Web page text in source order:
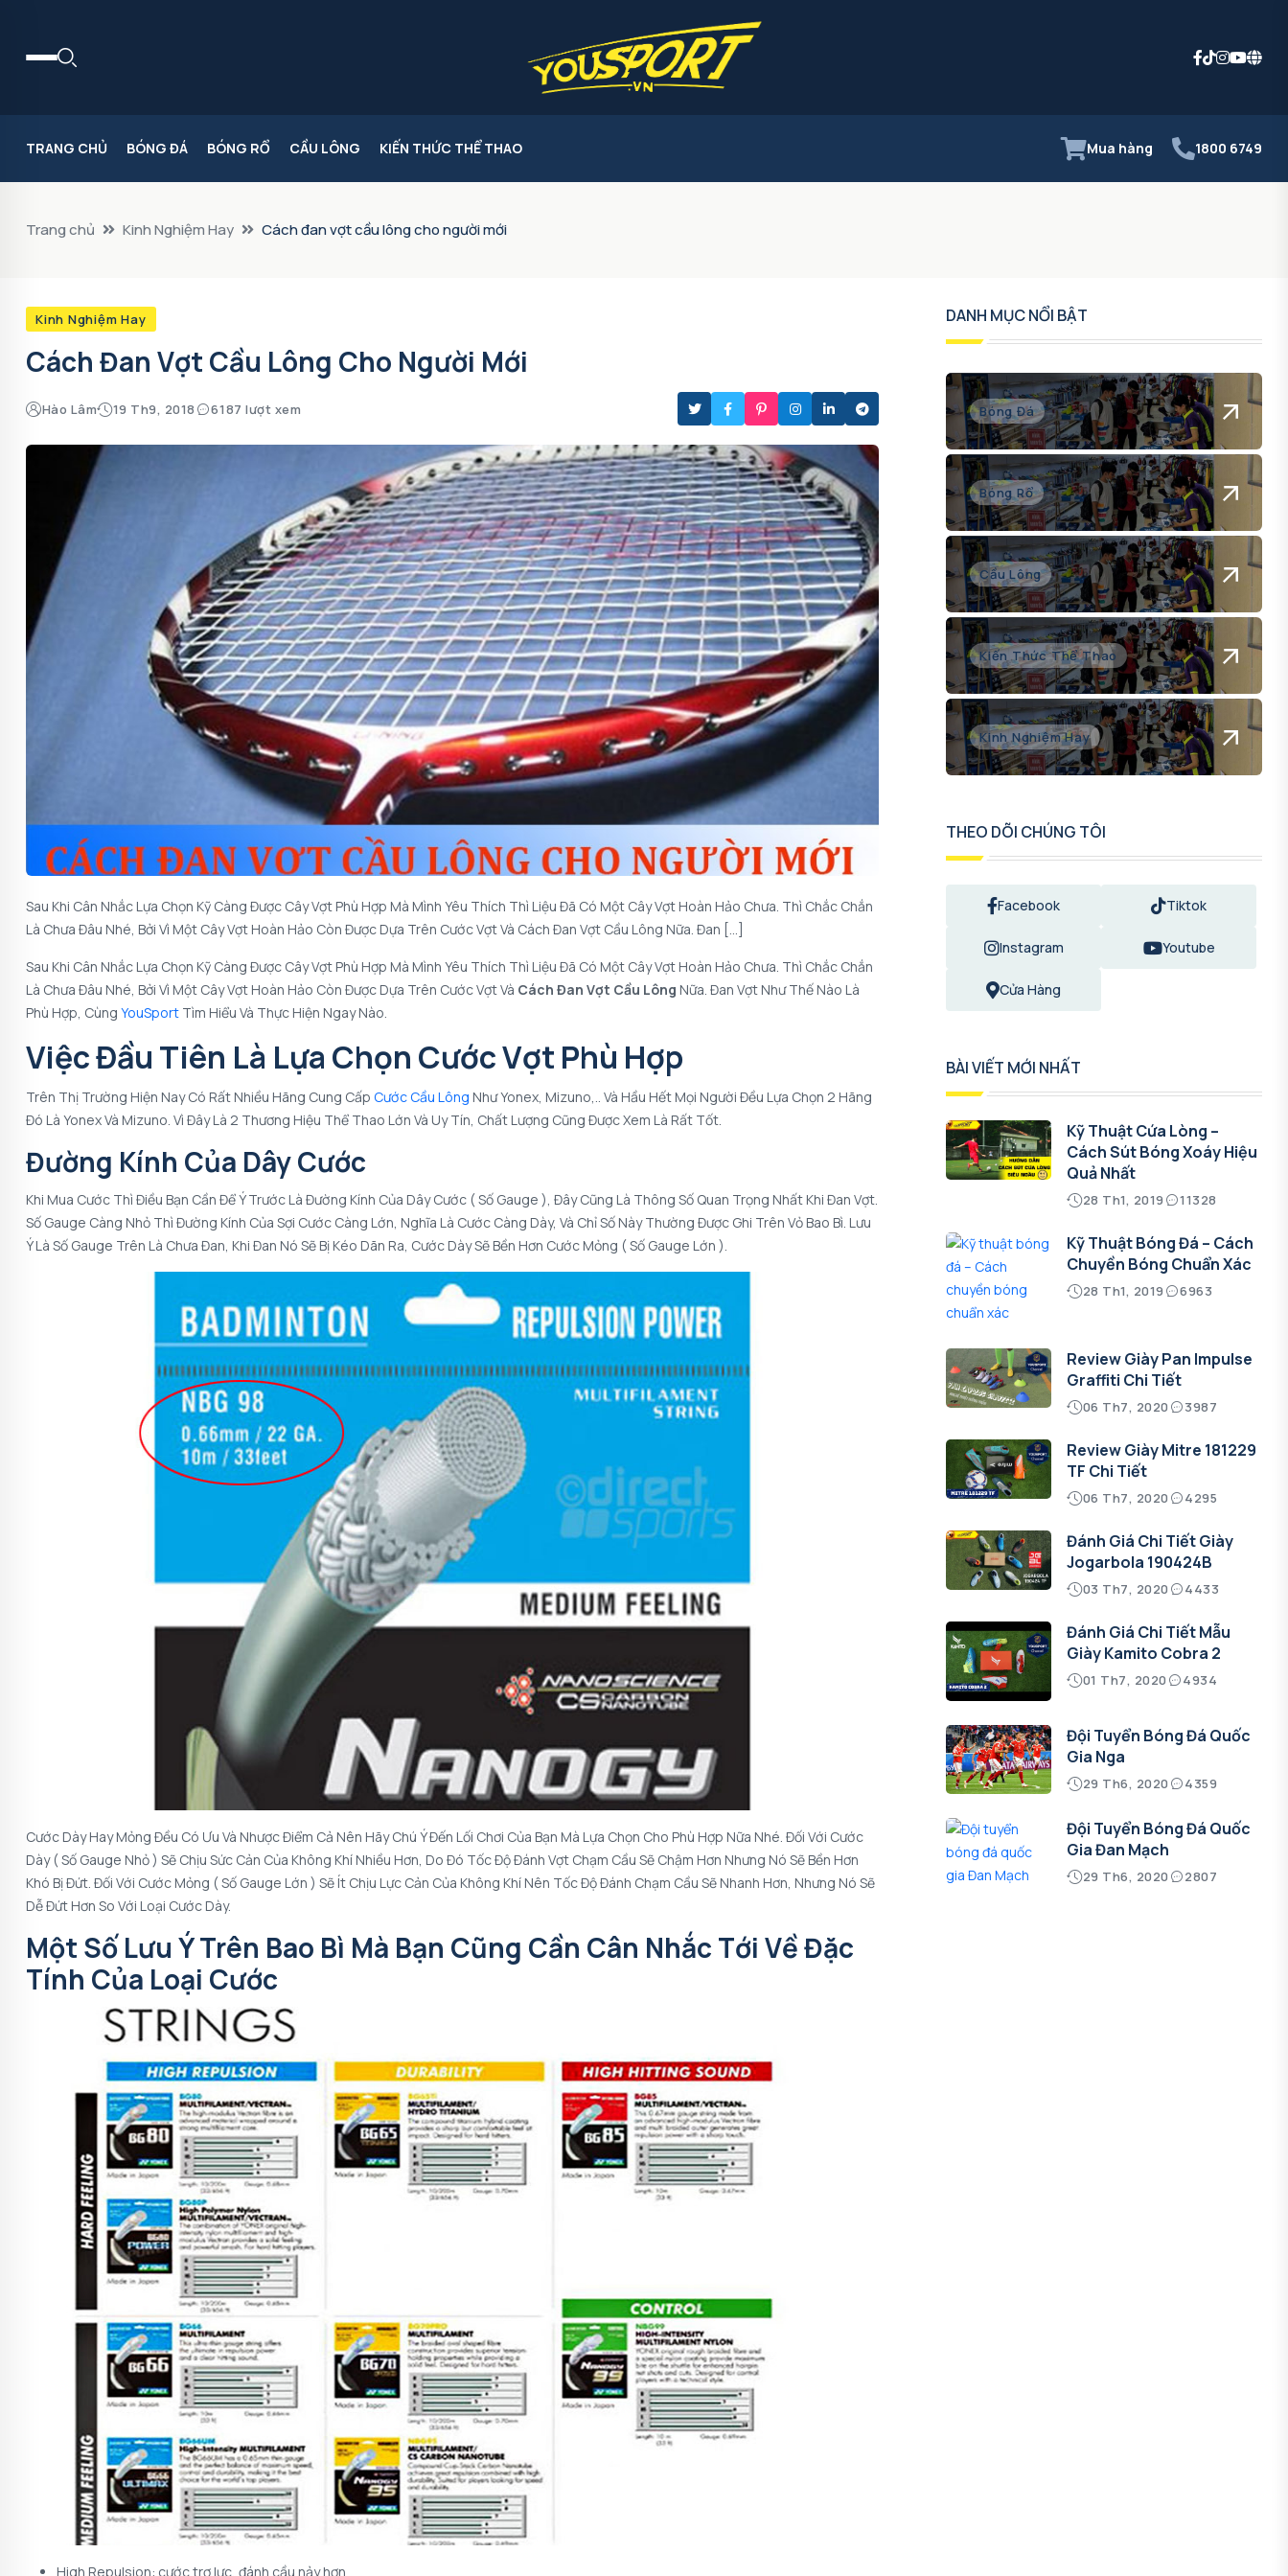
TRANG CHỦ BÓNG ĐÁ BÓNG RỔ CẦU LÔNG KIẾN THỨC THỂ THAO Mua hàng 1800 6749
Trang chủ Kinh Nghiệm Hay Cách đan vợt cầu lông cho người mới
Kinh Nghiệm Hay
Cách Đan Vợt Cầu Lông Cho Người Mới
Hào Lâm 19 Th9, 2018 6187 lượt xem
Sau Khi Cân Nhắc Lựa Chọn Kỹ Càng Được Cây Vợt Phù Hợp Mà Mình Yêu Thích Thì Liệu Đã Có Một Cây Vợt Hoàn Hảo Chưa. Thì Chắc Chắn
Là Chưa Đâu Nhé, Bởi Vì Một Cây Vợt Hoàn Hảo Còn Được Dựa Trên Cước Vợt Và Cách Đan Vợt Cầu Lông Nữa. Đan […]
Sau Khi Cân Nhắc Lựa Chọn Kỹ Càng Được Cây Vợt Phù Hợp Mà Mình Yêu Thích Thì Liệu Đã Có Một Cây Vợt Hoàn Hảo Chưa. Thì Chắc Chắn
Là Chưa Đâu Nhé, Bởi Vì Một Cây Vợt Hoàn Hảo Còn Được Dựa Trên Cước Vợt Và Cách Đan Vợt Cầu Lông Nữa. Đan Vợt Như Thế Nào Là
Phù Hợp, Cùng YouSport Tìm Hiểu Và Thực Hiện Ngay Nào.
Việc Đầu Tiên Là Lựa Chọn Cước Vợt Phù Hợp
Trên Thị Trường Hiện Nay Có Rất Nhiều Hãng Cung Cấp Cước Cầu Lông Như Yonex, Mizuno,.. Và Hầu Hết Mọi Người Đều Lựa Chọn 2 Hãng
Đó Là Yonex Và Mizuno. Vì Đây Là 2 Thương Hiệu Thể Thao Lớn Và Uy Tín, Chất Lượng Cũng Được Xem Là Rất Tốt.
Đường Kính Của Dây Cước
Khi Mua Cước Thì Điều Bạn Cần Để Ý Trước Là Đường Kính Của Dây Cước ( Số Gauge ), Đây Cũng Là Thông Số Quan Trọng Nhất Khi Đan Vợt.
Số Gauge Càng Nhỏ Thì Đường Kính Của Sợi Cước Càng Lớn, Nghĩa Là Cước Càng Dày, Và Chỉ Số Này Thường Được Ghi Trên Vỏ Bao Bì. Lưu
Ý Là Số Gauge Trên Là Chưa Đan, Khi Đan Nó Sẽ Bị Kéo Dãn Ra, Cước Dày Sẽ Bền Hơn Cước Mỏng ( Số Gauge Lớn ).
Cước Dày Hay Mỏng Đều Có Ưu Và Nhược Điểm Cả Nên Hãy Chú Ý Đến Lối Chơi Của Bạn Mà Lựa Chọn Cho Phù Hợp Nữa Nhé. Đối Với Cước
Dày ( Số Gauge Nhỏ ) Sẽ Chịu Sức Cản Của Không Khí Nhiều Hơn, Do Đó Tốc Độ Đánh Vợt Chạm Cầu Sẽ Chậm Hơn Nhưng Nó Sẽ Bền Hơn
Khó Bị Đứt. Đối Với Cước Mỏng ( Số Gauge Lớn ) Sẽ Ít Chịu Lực Cản Của Không Khí Nên Tốc Độ Đánh Chạm Cầu Sẽ Nhanh Hơn, Nhưng Nó Sẽ
Dễ Đứt Hơn So Với Loại Cước Dày.
Một Số Lưu Ý Trên Bao Bì Mà Bạn Cũng Cần Cân Nhắc Tới Về Đặc
Tính Của Loại Cước
High Repulsion: cước trợ lực, đánh cầu nảy hơn
DANH MỤC NỔI BẬT
Bóng Đá
Bóng Rổ
Cầu Lông
Kiến Thức Thể Thao
Kinh Nghiệm Hay
THEO DÕI CHÚNG TÔI
Facebook Tiktok
Instagram Youtube
Cửa Hàng
BÀI VIẾT MỚI NHẤT
Kỹ Thuật Cứa Lòng –
Cách Sút Bóng Xoáy Hiệu
Quả Nhất
28 Th1, 2019 11328
Kỹ Thuật Bóng Đá – Cách
Chuyền Bóng Chuẩn Xác
28 Th1, 2019 6963
Review Giày Pan Impulse
Graffiti Chi Tiết
06 Th7, 2020 3987
Review Giày Mitre 181229
TF Chi Tiết
06 Th7, 2020 4295
Đánh Giá Chi Tiết Giày
Jogarbola 190424B
03 Th7, 2020 4433
Đánh Giá Chi Tiết Mẫu
Giày Kamito Cobra 2
01 Th7, 2020 4934
Đội Tuyển Bóng Đá Quốc
Gia Nga
29 Th6, 2020 4359
Đội Tuyển Bóng Đá Quốc
Gia Đan Mạch
29 Th6, 2020 2807